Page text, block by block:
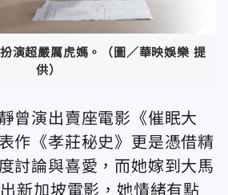
演超嚴厲虎媽。（圖／華映娛樂 提
供）
曾演出賣座電影《催眠大
作《孝莊秘史》更是憑借精
討論與喜愛，而她嫁到大馬
新加坡電影，她情緒有點